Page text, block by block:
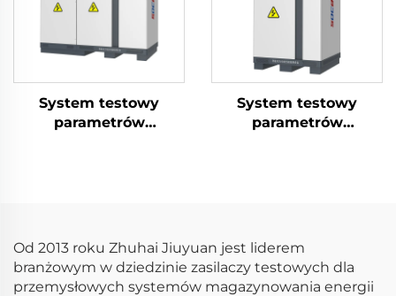
System testowy
parametrów
System testowy
parametrów
Od 2013 roku Zhuhai Jiuyuan jest liderem
branżowym w dziedzinie zasilaczy testowych dla
przemysłowych systemów magazynowania energii